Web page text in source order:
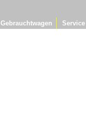
Gebrauchtwagen Service